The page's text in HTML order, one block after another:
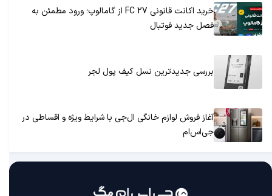
خرید اکانت قانونی FC 27 از گامالوپ؛ ورود مطمئن به
فصل جدید فوتبال
بررسی جدیدترین نسل کیف پول لجر
آغاز فروش لوازم خانگی ال‌جی با شرایط ویژه و اقساطی در
جی‌اس‌ام